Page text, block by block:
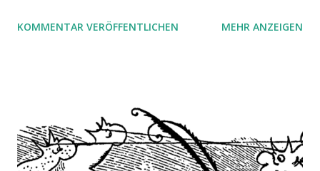
oder?
KOMMENTAR VERÖFFENTLICHEN MEHR ANZEIGEN